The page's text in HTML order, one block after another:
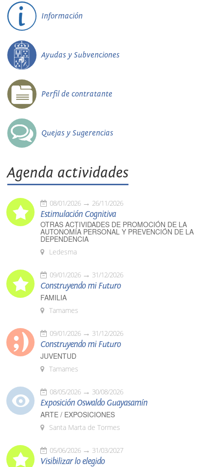
Información
Ayudas y Subvenciones
Perfil de contratante
Quejas y Sugerencias
Agenda actividades
08/01/2026 26/11/2026
Estimulación Cognitiva
OTRAS ACTIVIDADES DE PROMOCIÓN DE LA
AUTONOMÍA PERSONAL Y PREVENCIÓN DE LA
DEPENDENCIA
Ledesma
09/01/2026 31/12/2026
Construyendo mi Futuro
FAMILIA
Tamames
09/01/2026 31/12/2026
Construyendo mi Futuro
JUVENTUD
Tamames
08/05/2026 30/08/2026
Exposición Oswaldo Guayasamín
ARTE / EXPOSICIONES
Santa Marta de Tormes
05/06/2026 31/03/2027
Visibilizar lo elegido